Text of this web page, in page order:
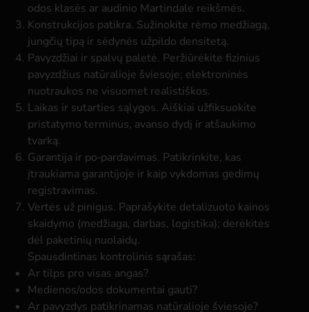
odos klasės ar audinio Martindale reikšmės.
Konstrukcijos patikra. Sužinokite rėmo medžiagą,
jungčių tipą ir sėdynės užpildo densitetą.
Pavyzdžiai ir spalvų paletė. Peržiūrėkite fizinius
pavyzdžius natūralioje šviesoje; elektroninės
nuotraukos ne visuomet realistiškos.
Laikas ir sutarties sąlygos. Aiškiai užfiksuokite
pristatymo terminus, avanso dydį ir atšaukimo
tvarką.
Garantija ir po‑pardavimas. Patikrinkite, kas
įtraukiama garantijoje ir kaip vykdomas gedimų
registravimas.
Vertės už pinigus. Paprašykite detalizuoto kainos
skaidymo (medžiaga, darbas, logistika); derėkitės
dėl paketinių nuolaidų.
Spausdintinas kontrolinis sąrašas:
Ar tilps pro visas angas?
Medienos/odos dokumentai gauti?
Ar pavyzdys patikrinamas natūralioje šviesoje?